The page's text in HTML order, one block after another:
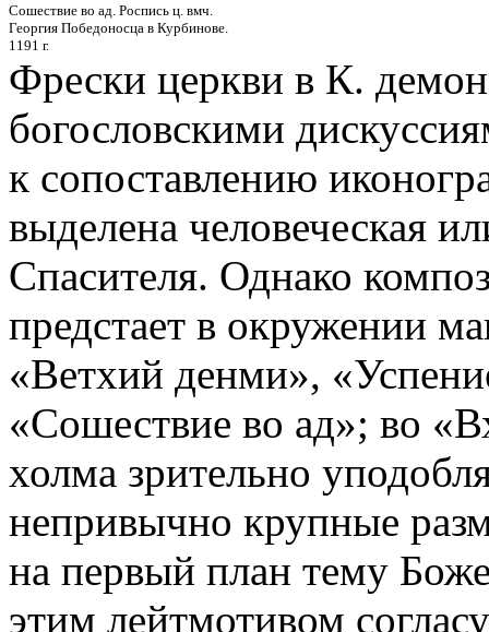
Сошествие во ад. Роспись ц. вмч.
Георгия Победоносца в Курбинове.
1191 г.
Фрески церкви в К.
богословскими
к сопоставлению
выделена человеческая
Спасителя. Однако
предстает в окружении
«Ветхий денми»,
«Сошествие во ад»; во
холма зрительно
непривычно крупные
на первый план тему
этим лейтмотивом